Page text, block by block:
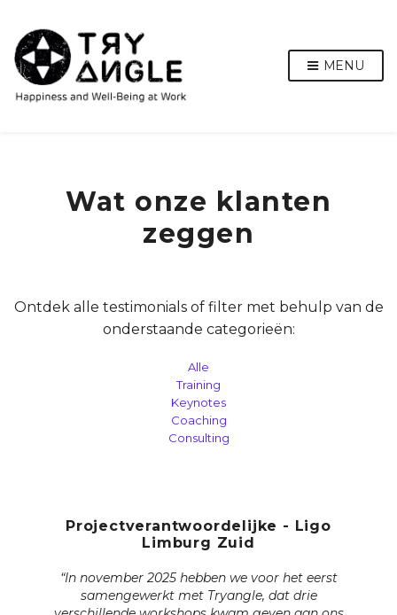
MENU
Wat onze klanten
zeggen
Ontdek alle testimonials of filter met behulp van de
onderstaande categorieën:
Alle
Training
Keynotes
Coaching
Consulting
Projectverantwoordelijke - Ligo
Limburg Zuid
“In november 2025 hebben we voor het eerst
samengewerkt met Tryangle, dat drie